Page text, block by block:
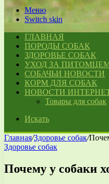
Меню
Switch skin
ГЛАВНАЯ
ПОРОДЫ СОБАК
ЗДОРОВЬЕ СОБАК
УХОД ЗА
СОБАЧЬИ НОВОСТИ
КОРМ ДЛЯ СОБАК
НОВОСТИ
Товары для собак
Искать
Главная/Здоровье собак/
Здоровье собак
Почему у собаки